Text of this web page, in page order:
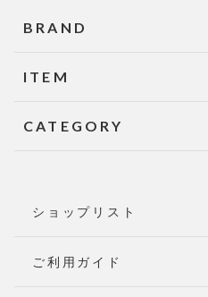
BRAND
ITEM
CATEGORY
ショップリスト
ご利用ガイド